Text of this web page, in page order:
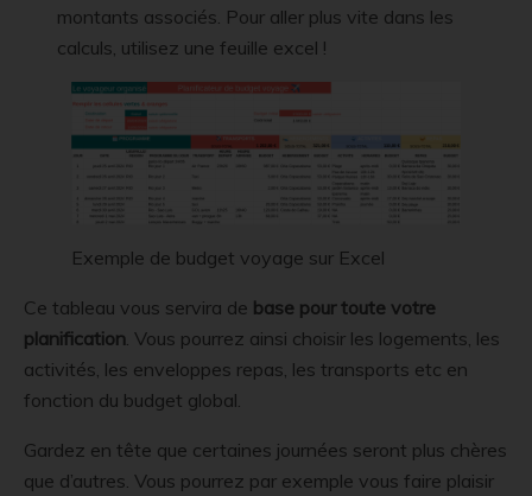
montants associés. Pour aller plus vite dans les
calculs, utilisez une feuille excel !
Exemple de budget voyage sur Excel
Ce tableau vous servira de base pour toute votre
planification . Vous pourrez ainsi choisir les logements, les
activités, les enveloppes repas, les transports etc en
fonction du budget global.
Gardez en tête que certaines journées seront plus chères
que d’autres. Vous pourrez par exemple vous faire plaisir